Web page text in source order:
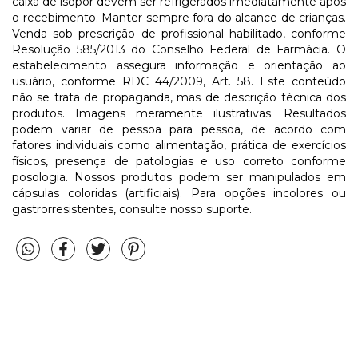
o recebimento. Manter sempre fora do alcance de crianças.
Venda sob prescrição de profissional habilitado, conforme
Resolução 585/2013 do Conselho Federal de Farmácia. O
estabelecimento assegura informação e orientação ao
usuário, conforme RDC 44/2009, Art. 58. Este conteúdo
não se trata de propaganda, mas de descrição técnica dos
produtos. Imagens meramente ilustrativas. Resultados
podem variar de pessoa para pessoa, de acordo com
fatores individuais como alimentação, prática de exercícios
físicos, presença de patologias e uso correto conforme
posologia. Nossos produtos podem ser manipulados em
cápsulas coloridas (artificiais). Para opções incolores ou
gastrorresistentes, consulte nosso suporte.